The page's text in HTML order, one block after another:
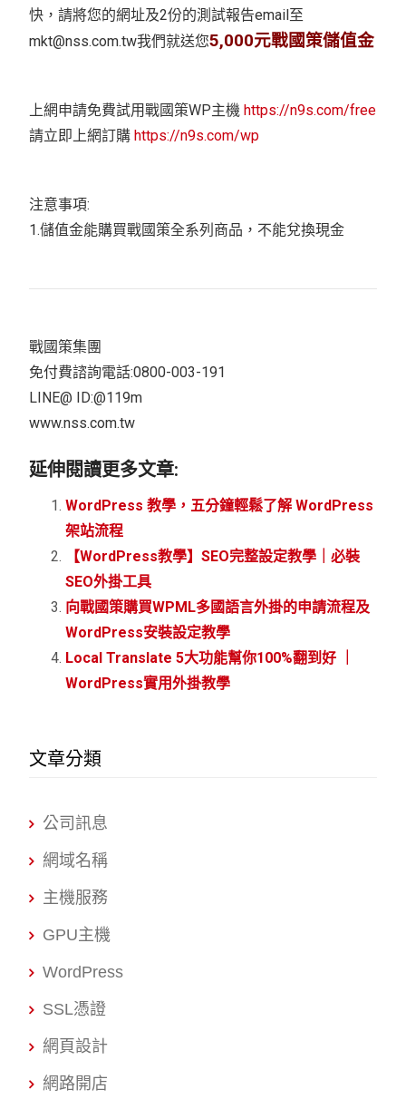
快，請將您的網址及2份的測試報告email至
mkt@nss.com.tw我們就送您5,000元戰國策儲值金
上網申請免費試用戰國策WP主機 https://n9s.com/free
請立即上網訂購 https://n9s.com/wp
注意事項:
1.儲值金能購買戰國策全系列商品，不能兌換現金
戰國策集團
免付費諮詢電話:0800-003-191
LINE@ ID:@119m
www.nss.com.tw
延伸閱讀更多文章:
WordPress 教學，五分鐘輕鬆了解 WordPress
架站流程
【WordPress教學】SEO完整設定教學｜必裝
SEO外掛工具
向戰國策購買WPML多國語言外掛的申請流程及
WordPress安裝設定教學
Local Translate 5大功能幫你100%翻到好 ｜
WordPress實用外掛教學
文章分類
公司訊息
網域名稱
主機服務
GPU主機
WordPress
SSL憑證
網頁設計
網路開店